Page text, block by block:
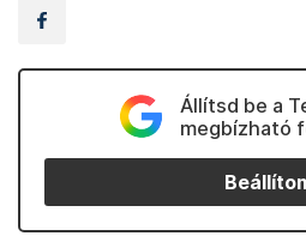
Állítsd be a
megbízható